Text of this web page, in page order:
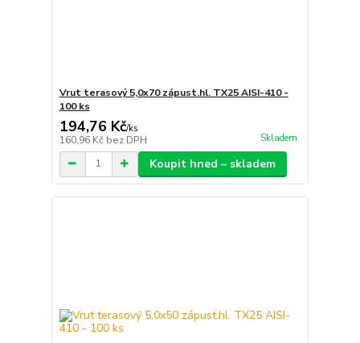
Vrut terasový 5,0x70 zápust.hl. TX25 AISI-410 -
100 ks
194,76 Kč/ks
160,96 Kč bez DPH Skladem
Koupit hned – skladem